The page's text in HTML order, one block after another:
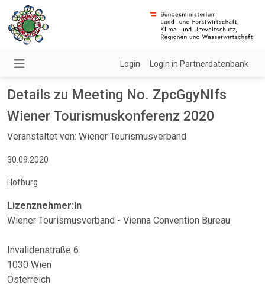
Login Login in Partnerdatenbank
Details zu Meeting No. ZpcGgyNIfs
Wiener Tourismuskonferenz 2020
Veranstaltet von: Wiener Tourismusverband
30.09.2020
Hofburg
Lizenznehmer:in
Wiener Tourismusverband - Vienna Convention Bureau
Invalidenstraße 6
1030 Wien
Österreich